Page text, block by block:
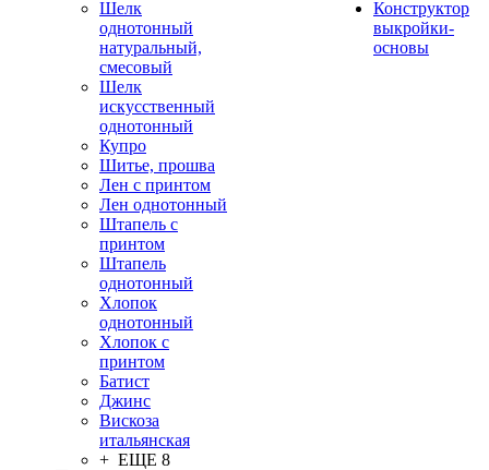
Шелк
однотонный
натуральный,
смесовый
Шелк
искусственный
однотонный
Купро
Шитье, прошва
Лен с принтом
Лен однотонный
Штапель с
принтом
Штапель
однотонный
Хлопок
однотонный
Хлопок с
принтом
Батист
Джинс
Вискоза
итальянская
+ ЕЩЕ 8
Конструктор
выкройки-
основы